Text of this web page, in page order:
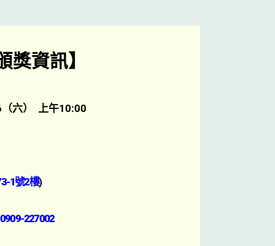
獎資訊】
六） 上午10:00
1號2樓)
0909-227002